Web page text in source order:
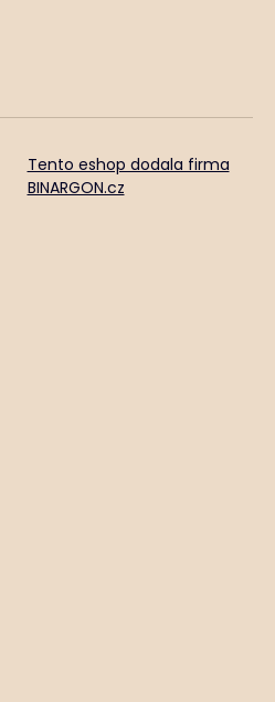
Tento eshop dodala firma
BINARGON.cz